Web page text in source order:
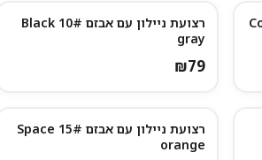
רצועת ניילון עם אבזם 10# Black
gray
₪79
נותרו מעט
רצועת ניילון עם אבזם 15# Space
orange